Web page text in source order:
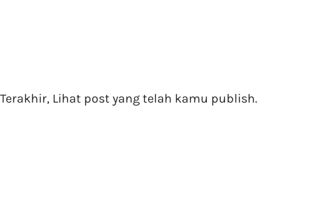
Terakhir, Lihat post yang telah kamu publish.